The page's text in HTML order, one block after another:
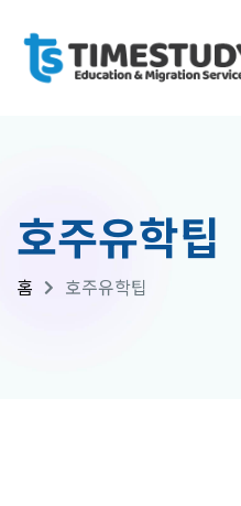
호주유학팁
홈 호주유학팁